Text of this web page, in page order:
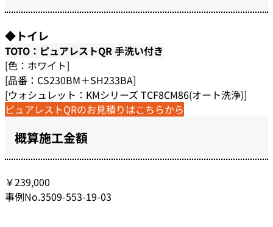
◆トイレ
TOTO：ピュアレストQR 手洗い付き
[色：ホワイト]
[品番：CS230BM＋SH233BA]
[ウォシュレット：KMシリーズ TCF8CM86(オート洗浄)]
ピュアレストQRのお見積りはこちらから
概算施工金額
￥239,000
事例No.3509-553-19-03